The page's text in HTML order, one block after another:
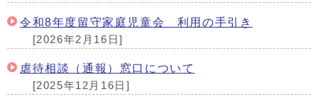
令和8年度留守家庭児童会 利用の手引き
[2026年2月16日]
虐待相談（通報）窓口について
[2025年12月16日]